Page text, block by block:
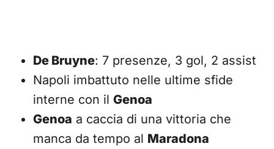
De Bruyne: 7 presenze, 3 gol, 2 assist
Napoli imbattuto nelle ultime sfide
interne con il Genoa
Genoa a caccia di una vittoria che
manca da tempo al Maradona